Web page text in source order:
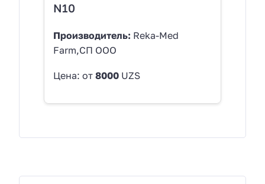
N10
Производитель: Reka-Med
Farm,СП OOO
Цена: от 8000 UZS